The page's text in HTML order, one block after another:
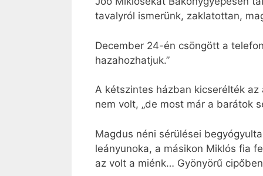
tavalyról ismerünk, zaklatottan,
December 24-én csöngött a
hazahozhatjuk.”
A kétszintes házban kicserélték
nem volt, „de most már a barátok
Magdus néni sérülései
leányunoka, a másikon Miklós fia
az volt a miénk… Gyönyörű